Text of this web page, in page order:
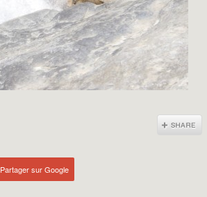
Partager sur Google